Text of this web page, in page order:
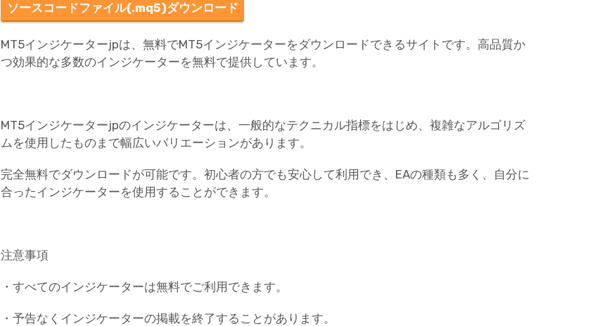
ソースコードファイル(.mq5)ダウンロード
MT5インジケーターjpは、無料でMT5インジケーターをダウンロードできるサイトです。高品質か
つ効果的な多数のインジケーターを無料で提供しています。
MT5インジケーターjpのインジケーターは、一般的なテクニカル指標をはじめ、複雑なアルゴリズ
ムを使用したものまで幅広いバリエーションがあります。
完全無料でダウンロードが可能です。初心者の方でも安心して利用でき、EAの種類も多く、自分に
合ったインジケーターを使用することができます。
注意事項
・すべてのインジケーターは無料でご利用できます。
・予告なくインジケーターの掲載を終了することがあります。